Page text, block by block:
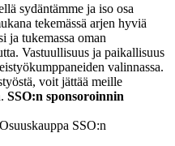
sydäntämme ja iso osa
tekemässä arjen hyviä
ja tukemassa oman
Vastuullisuus ja paikallisuus
valinnassa.
voit jättää meille
SSO:n sponsoroinnin
SSO:n